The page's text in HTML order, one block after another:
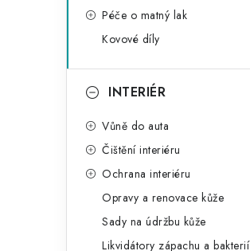
Péče o matný lak
Kovové díly
INTERIÉR
Vůně do auta
Čištění interiéru
Ochrana interiéru
Opravy a renovace kůže
Sady na údržbu kůže
Likvidátory zápachu a bakterií